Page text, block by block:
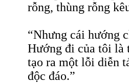
rỗng, thùng rỗng
“Nhưng cái hướng
Hướng đi của tôi là
tạo ra một lỗi diễn
độc đáo.”